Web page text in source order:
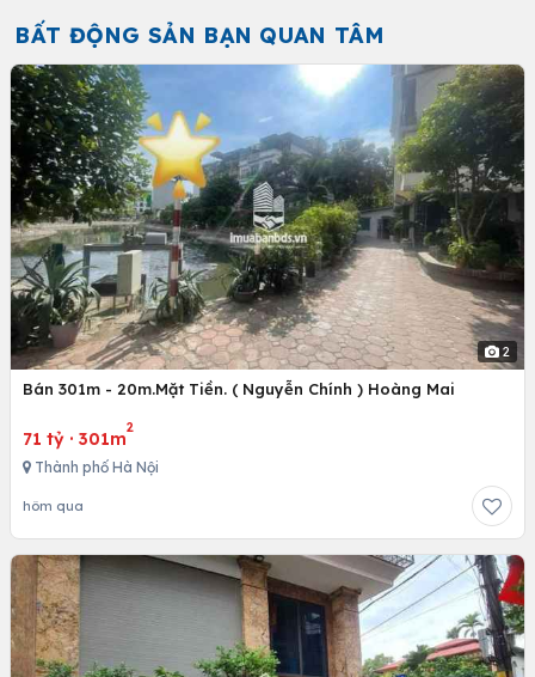
BẤT ĐỘNG SẢN BẠN QUAN TÂM
2
Bán 301m - 20m.Mặt Tiền. ( Nguyễn Chính ) Hoàng Mai
71 tỷ · 301m
2
Thành phố Hà Nội
hôm qua